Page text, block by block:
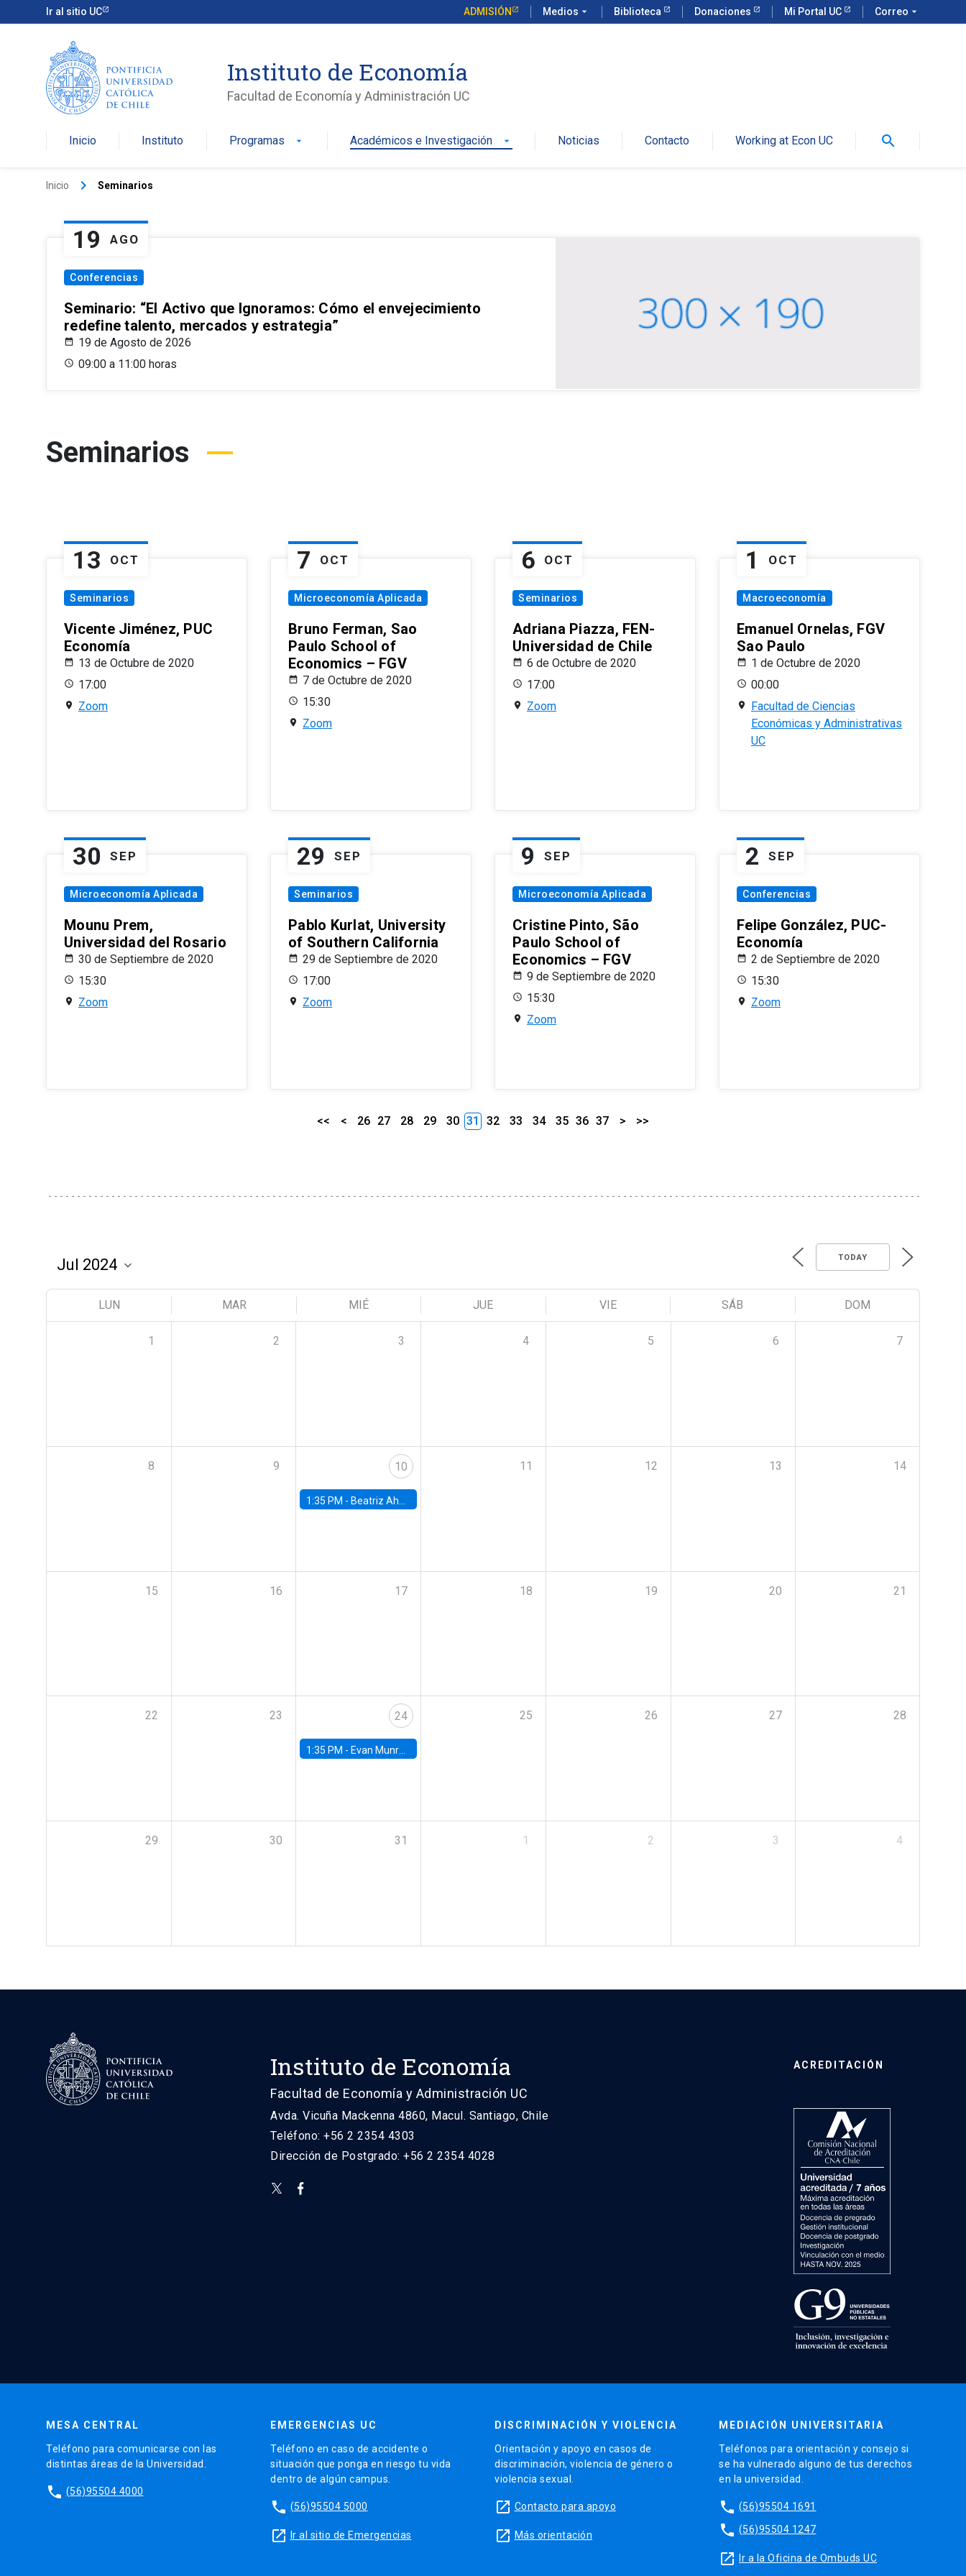
Ir al sitio UC ADMISIÓN Medios arrow_drop_down Biblioteca Donaciones Mi Portal UC Correo arrow_drop_down
Instituto de Economía
Facultad de Economía y Administración UC
Inicio Instituto Programas arrow_drop_down Académicos e Investigación arrow_drop_down Noticias Contacto Working at Econ UC search
Inicio keyboard_arrow_right Seminarios
19 AGO
Conferencias
Seminario: “El Activo que Ignoramos: Cómo el envejecimiento
redefine talento, mercados y estrategia”
19 de Agosto de 2026
09:00 a 11:00 horas
Seminarios
13 OCT
Seminarios
Vicente Jiménez, PUC
Economía
13 de Octubre de 2020
17:00
Zoom
7 OCT
Microeconomía Aplicada
Bruno Ferman, Sao
Paulo School of
Economics – FGV
7 de Octubre de 2020
15:30
Zoom
6 OCT
Seminarios
Adriana Piazza, FEN-
Universidad de Chile
6 de Octubre de 2020
17:00
Zoom
1 OCT
Macroeconomía
Emanuel Ornelas, FGV
Sao Paulo
1 de Octubre de 2020
00:00
Facultad de Ciencias
Económicas y Administrativas
UC
30 SEP
Microeconomía Aplicada
Mounu Prem,
Universidad del Rosario
30 de Septiembre de 2020
15:30
Zoom
29 SEP
Seminarios
Pablo Kurlat, University
of Southern California
29 de Septiembre de 2020
17:00
Zoom
9 SEP
Microeconomía Aplicada
Cristine Pinto, São
Paulo School of
Economics – FGV
9 de Septiembre de 2020
15:30
Zoom
2 SEP
Conferencias
Felipe González, PUC-
Economía
2 de Septiembre de 2020
15:30
Zoom
<< < 26 27 28 29 30 31 32 33 34 35 36 37 > >>
TODAY
LUN MAR MIÉ JUE VIE SÁB DOM
1 2 3 4 5 6 7
8 9 10
1:35 PM - Beatriz Ahumada, PhD candidate, Universidad de Pittsburgh
11 12 13 14
15 16 17 18 19 20 21
22 23 24
1:35 PM - Evan Munro, Neyman Visiting Assistant Professor in the Department of Statistics at UC Berkeley
25 26 27 28
29 30 31 1 2 3 4
Instituto de Economía
Facultad de Economía y Administración UC
Avda. Vicuña Mackenna 4860, Macul. Santiago, Chile
Teléfono: +56 2 2354 4303
Dirección de Postgrado: +56 2 2354 4028
ACREDITACIÓN
MESA CENTRAL
Teléfono para comunicarse con las
distintas áreas de la Universidad.
phone (56)95504 4000
EMERGENCIAS UC
Teléfono en caso de accidente o
situación que ponga en riesgo tu vida
dentro de algún campus.
phone (56)95504 5000
launch Ir al sitio de Emergencias
DISCRIMINACIÓN Y VIOLENCIA
Orientación y apoyo en casos de
discriminación, violencia de género o
violencia sexual.
launch Contacto para apoyo
launch Más orientación
MEDIACIÓN UNIVERSITARIA
Teléfonos para orientación y consejo si
se ha vulnerado alguno de tus derechos
en la universidad.
phone (56)95504 1691
phone (56)95504 1247
launch Ir a la Oficina de Ombuds UC